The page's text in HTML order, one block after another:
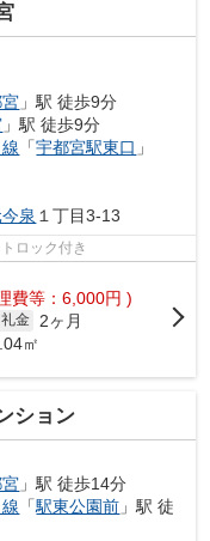
」駅 徒歩9分
」駅 徒歩9分
「宇都宮駅東口 」
泉 １丁目3-13
ロック付き
費等：6,000円 )
礼金
2ヶ月
㎡
ション
」駅 徒歩14分
「駅東公園前 」駅 徒